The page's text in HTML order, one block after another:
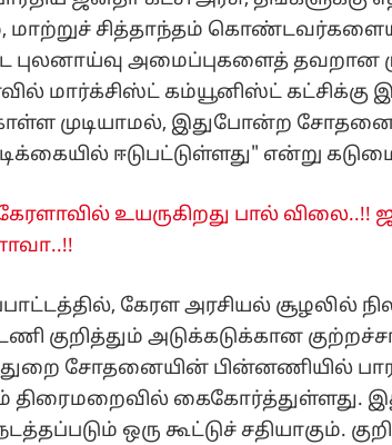
சித்தாந்தம்
அமைப்புகளைத் தவறான
மார்க்சிஸ்ட் கம்யூனிஸ்ட்
முடியாமல், இதுபோன்ற
ஈடுபட்டுள்ளது" என்று
உயருகிறது பால் விலை..!!
கேரள அரசியல் சூழலில்
குறித்தும் அடுக்கடுக்கான
சோதனையின் பின்னணியில்
திரைமறைவில் கைகோர்த்துள்ளது.
ஒரு கூட்டுச் சதியாகும்.